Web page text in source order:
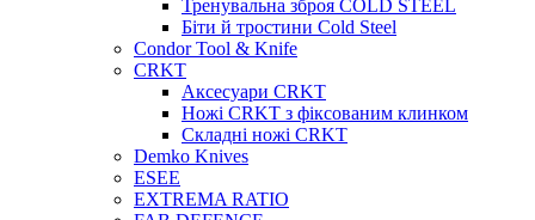
Тренувальна зброя COLD STEEL
Біти й тростини Cold Steel
Condor Tool & Knife
CRKT
Аксесуари CRKT
Ножі CRKT з фіксованим клинком
Складні ножі CRKT
Demko Knives
ESEE
EXTREMA RATIO